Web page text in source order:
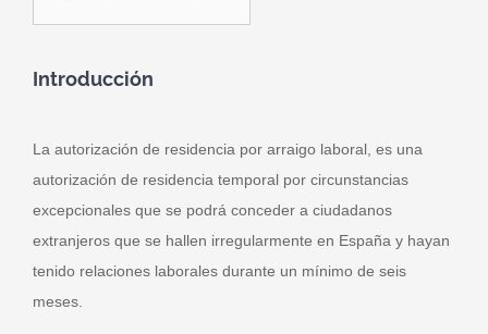
Introducción
La autorización de residencia por arraigo laboral, es una
autorización de residencia temporal por circunstancias
excepcionales que se podrá conceder a ciudadanos
extranjeros que se hallen irregularmente en España y hayan
tenido relaciones laborales durante un mínimo de seis
meses.